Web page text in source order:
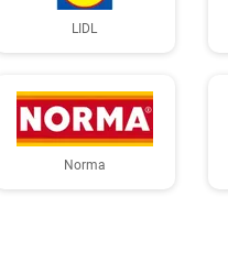
LIDL
Norma